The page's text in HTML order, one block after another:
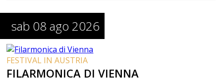
sab 08 ago 2026
FESTIVAL IN AUSTRIA
FILARMONICA DI VIENNA